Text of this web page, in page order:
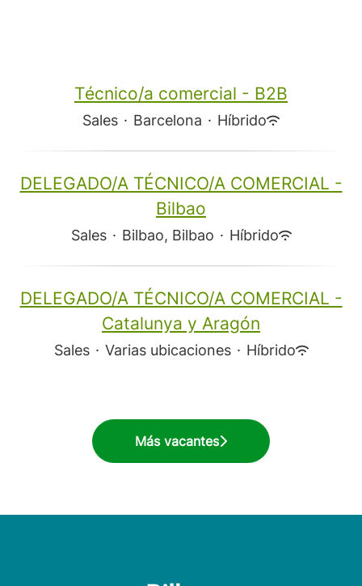
Técnico/a comercial - B2B
Sales · Barcelona · Híbrido
DELEGADO/A TÉCNICO/A COMERCIAL -
Bilbao
Sales · Bilbao, Bilbao · Híbrido
DELEGADO/A TÉCNICO/A COMERCIAL -
Catalunya y Aragón
Sales · Varias ubicaciones · Híbrido
Más vacantes